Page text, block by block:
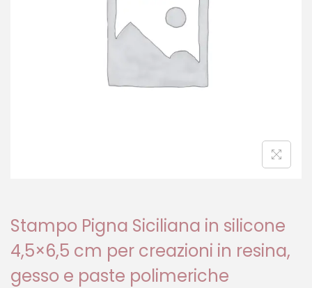
Stampo Pigna Siciliana in silicone
4,5×6,5 cm per creazioni in resina,
gesso e paste polimeriche